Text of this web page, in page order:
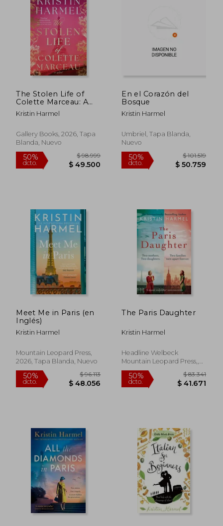
The Stolen Life of
Colette Marceau: A
Novel (en Inglés)
Kristin Harmel
Gallery Books, 2026, Tapa
Blanda, Nuevo
dcto. $ 49.500
En el Corazón del
Bosque
Kristin Harmel
Umbriel, Tapa Blanda,
Nuevo
dcto.
Meet Me in Paris (en
Inglés)
Kristin Harmel
Mountain Leopard Press,
2026, Tapa Blanda, Nuevo
The Paris Daughter
Kristin Harmel
Headline Welbeck
Mountain Leopard Press,,
Tapa Blanda, Nuevo